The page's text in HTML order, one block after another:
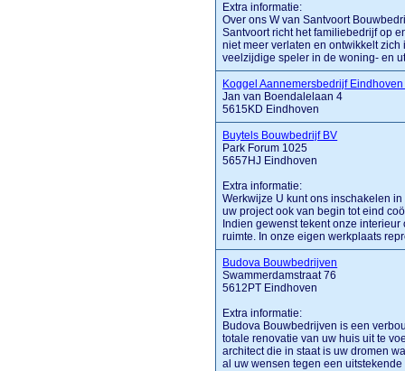
Extra informatie:
Over ons W van Santvoort
Santvoort richt het familiebedrijf op
niet meer verlaten en ontwikkelt
veelzijdige speler in de woning- en
Koggel Aannemersbedrijf Eindhoven
Jan van Boendalelaan 4
5615KD Eindhoven
Buytels Bouwbedrijf BV
Park Forum 1025
5657HJ Eindhoven
Extra informatie:
Werkwijze U kunt ons inschakelen
uw project ook van begin tot eind
Indien gewenst tekent onze
ruimte. In onze eigen werkplaats
Budova Bouwbedrijven
Swammerdamstraat 76
5612PT Eindhoven
Extra informatie:
Budova Bouwbedrijven is een
totale renovatie van uw huis uit te
architect die in staat is uw dromen
al uw wensen tegen een